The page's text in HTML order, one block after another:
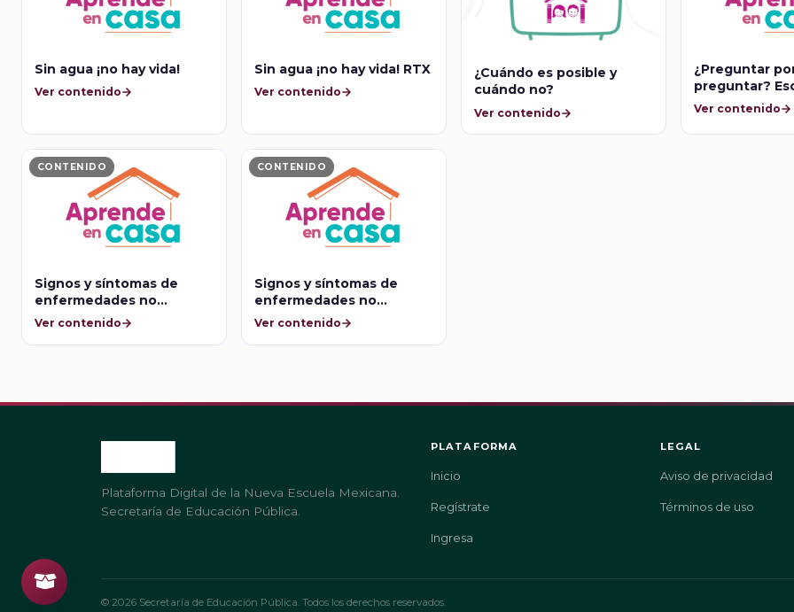
Sin agua ¡no hay vida!
Ver contenido
Sin agua ¡no hay vida! RTX
Ver contenido
¿Cuándo es posible y
cuándo no?
Ver contenido
¿Preguntar
preguntar?
entrevistar
Ver contenido
CONTENIDO
Signos y síntomas de
enfermedades no
infecciosas
Ver contenido
CONTENIDO
Signos y síntomas de
enfermedades no
infecciosas
Ver contenido
Plataforma Digital de la Nueva Escuela Mexicana.
Secretaría de Educación Pública.
PLATAFORMA
Inicio
Regístrate
Ingresa
LEGAL
Aviso de privacidad
Términos de uso
© 2026 Secretaría de Educación Pública. Todos los derechos reservados.